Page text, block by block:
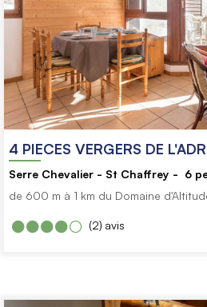
4 PIECES VERGERS DE
Serre Chevalier - St Chaffrey 6
de 600 m à 1 km du Domaine
avis
(2)